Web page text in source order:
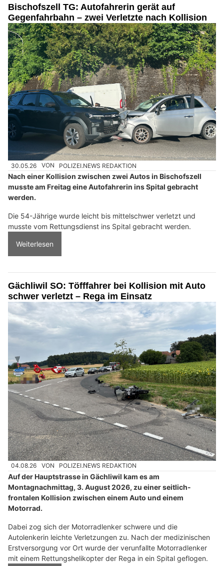
Bischofszell TG: Autofahrerin gerät auf
Gegenfahrbahn – zwei Verletzte nach Kollision
30.05.26 VON POLIZEI.NEWS REDAKTION
Nach einer Kollision zwischen zwei Autos in Bischofszell
musste am Freitag eine Autofahrerin ins Spital gebracht
werden.
Die 54-Jährige wurde leicht bis mittelschwer verletzt und
musste vom Rettungsdienst ins Spital gebracht werden.
Weiterlesen
Gächliwil SO: Töfffahrer bei Kollision mit Auto
schwer verletzt – Rega im Einsatz
04.08.26 VON POLIZEI.NEWS REDAKTION
Auf der Hauptstrasse in Gächliwil kam es am
Montagnachmittag, 3. August 2026, zu einer seitlich-
frontalen Kollision zwischen einem Auto und einem
Motorrad.
Dabei zog sich der Motorradlenker schwere und die
Autolenkerin leichte Verletzungen zu. Nach der medizinischen
Erstversorgung vor Ort wurde der verunfallte Motorradlenker
mit einem Rettungshelikopter der Rega in ein Spital geflogen.